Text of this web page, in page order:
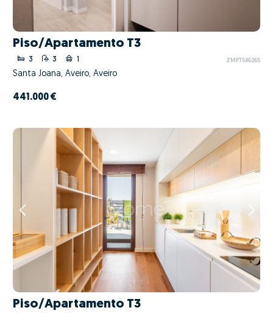
Piso/Apartamento T3
3 3 ZMPT586265
Santa Joana, Aveiro, Aveiro
441.000 €
Piso/Apartamento T3